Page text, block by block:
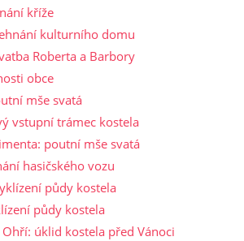
kříže
kulturního domu
Roberta a Barbory
obce
mše svatá
vstupní trámec kostela
poutní mše svatá
hasičského vozu
půdy kostela
půdy kostela
úklid kostela před Vánoci